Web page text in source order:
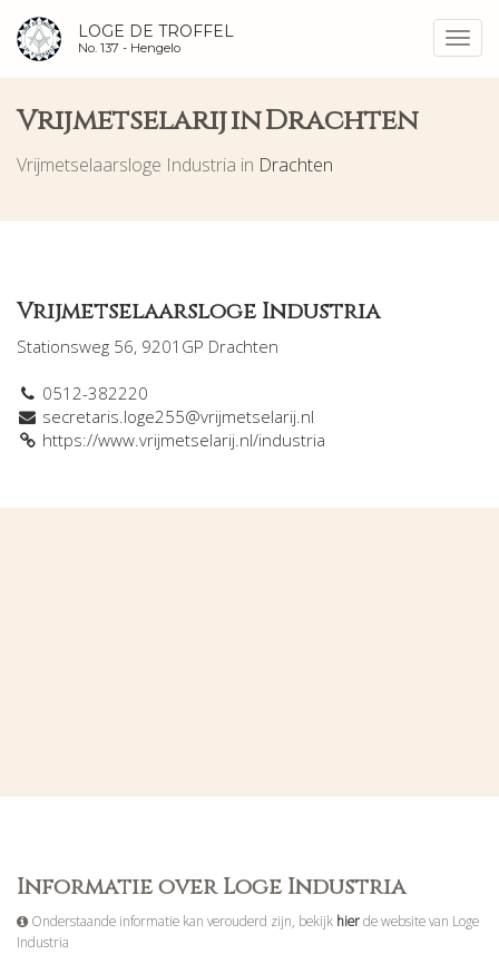
LOGE DE TROFFEL
No. 137 - Hengelo
Vrijmetselarij in Drachten
Vrijmetselaarsloge Industria in Drachten
Vrijmetselaarsloge Industria
Stationsweg 56, 9201GP Drachten
0512-382220
secretaris.loge255@vrijmetselarij.nl
https://www.vrijmetselarij.nl/industria
Informatie over Loge Industria
Onderstaande informatie kan verouderd zijn, bekijk hierde website van Loge
Industria